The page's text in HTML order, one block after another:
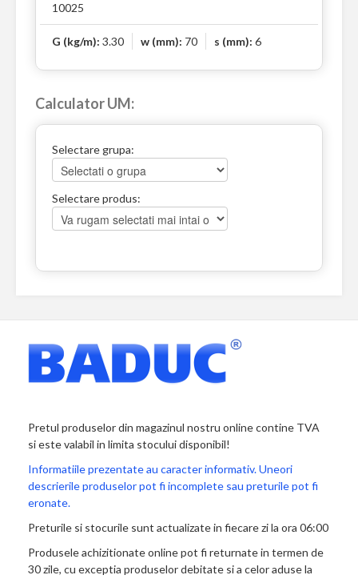
10025
G (kg/m): 3.30 w (mm): 70 s (mm): 6
Calculator UM:
Selectare grupa:
Selectare produs:
Pretul produselor din magazinul nostru online contine TVA
si este valabil in limita stocului disponibil!
Informatiile prezentate au caracter informativ. Uneori
descrierile produselor pot fi incomplete sau preturile pot fi
eronate.
Preturile si stocurile sunt actualizate in fiecare zi la ora 06:00
Produsele achizitionate online pot fi returnate in termen de
30 zile, cu exceptia produselor debitate si a celor aduse la